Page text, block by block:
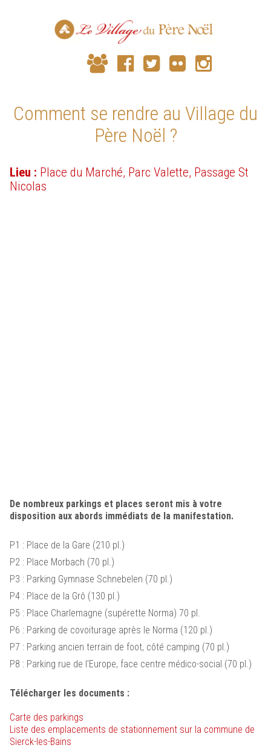
Comment se rendre au Village du
Père Noël ?
Lieu : Place du Marché, Parc Valette, Passage St
Nicolas
De nombreux parkings et places seront mis à votre
disposition aux abords immédiats de la manifestation.
P1 : Place de la Gare (210 pl.)
P2 : Place Morbach (70 pl.)
P3 : Parking Gymnase Schnebelen (70 pl.)
P4 : Place de la Grô (130 pl.)
P5 : Place Charlemagne (supérette Norma) 70 pl.
P6 : Parking de covoiturage après le Norma (120 pl.)
P7 : Parking ancien terrain de foot, côté camping (70 pl.)
P8 : Parking rue de l'Europe, face centre médico-social (70 pl.)
Télécharger les documents :
Carte des parkings
Liste des emplacements de stationnement sur la commune de
Sierck-les-Bains